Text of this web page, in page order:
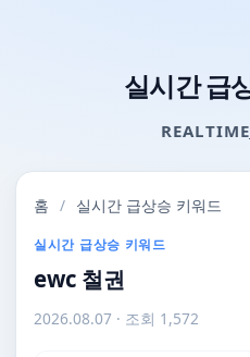
실시간 급
홈 / 실시간 급상승 키워드
실시간 급상승 키워드
ewc 철권
2026.08.07 · 조회 1,572